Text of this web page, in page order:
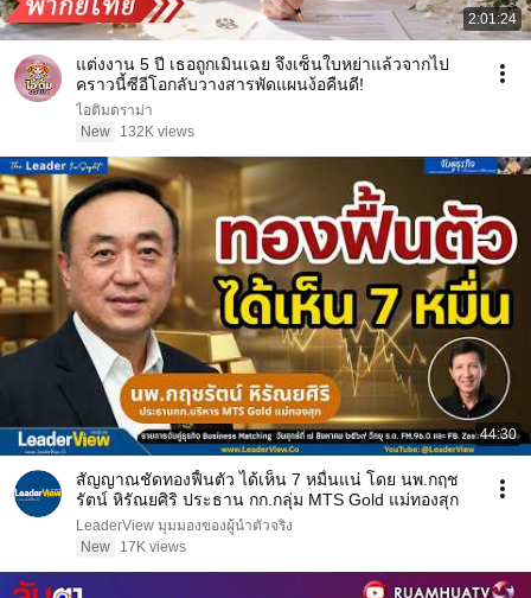
2:01:24
แต่งงาน 5 ปี เธอถูกเมินเฉย จึงเซ็นใบหย่าแล้วจากไป
คราวนี้ซีอีโอกลับวางสารพัดแผนง้อคืนดี!
ไอติมดราม่า
New
132K views
44:30
สัญญาณชัดทองฟื้นตัว ได้เห็น 7 หมื่นแน่ โดย นพ.กฤช
รัตน์ หิรัณยศิริ ประธาน กก.กลุ่ม MTS Gold แม่ทองสุก
LeaderView มุมมองของผู้นำตัวจริง
New
17K views